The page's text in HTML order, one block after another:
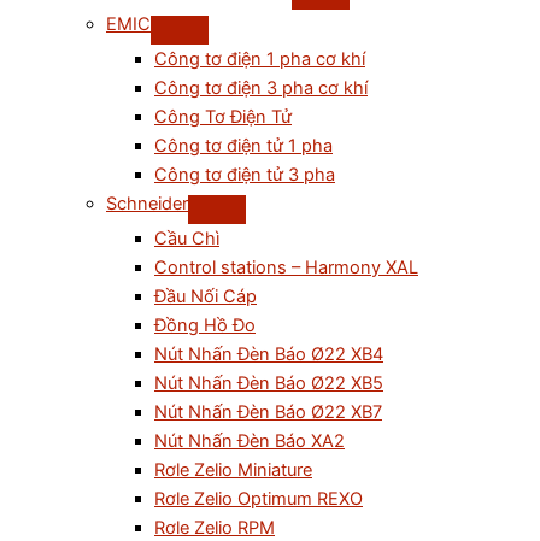
EMIC
Công tơ điện 1 pha cơ khí
Công tơ điện 3 pha cơ khí
Công Tơ Điện Tử
Công tơ điện tử 1 pha
Công tơ điện tử 3 pha
Schneider
Cầu Chì
Control stations – Harmony XAL
Đầu Nối Cáp
Đồng Hồ Đo
Nút Nhấn Đèn Báo Ø22 XB4
Nút Nhấn Đèn Báo Ø22 XB5
Nút Nhấn Đèn Báo Ø22 XB7
Nút Nhấn Đèn Báo XA2
Rơle Zelio Miniature
Rơle Zelio Optimum REXO
Rơle Zelio RPM